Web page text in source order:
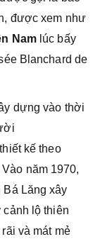
được xem như
Namlúc bấy
Blanchard de
dựng vào thời
kế theo
năm 1970,
Lăng xây
cảnh lộ thiên
và mát mẻ